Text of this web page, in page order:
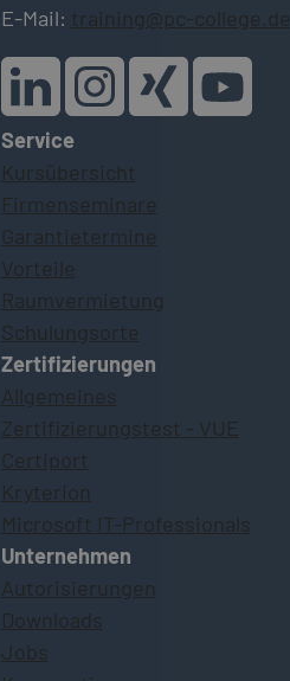
E-Mail: training@pc-college.de
Service
Kursübersicht
Firmenseminare
Garantietermine
Vorteile
Raumvermietung
Schulungsorte
Zertifizierungen
Allgemeines
Zertifizierungstest - VUE
Certiport
Kryterion
Microsoft IT-Professionals
Unternehmen
Autorisierungen
Downloads
Jobs